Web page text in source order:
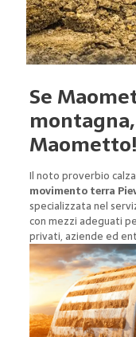
Se
Maometto!
Il noto proverbio
movimento terra
specializzata nel
con mezzi adeguati
privati, aziende ed